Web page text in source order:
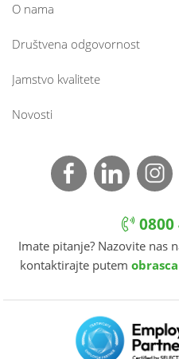
O nama
Društvena odgovornost
Jamstvo kvalitete
Novosti
0800
Imate pitanje? Nazovite nas
kontaktirajte putem obrasca